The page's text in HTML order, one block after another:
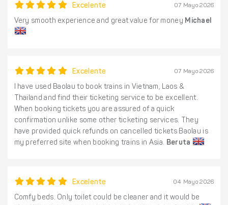
Excelente 07 Mayo 2026
Very smooth experience and great value for money Michael
Excelente 07 Mayo 2026
I have used Baolau to book trains in Vietnam, Laos &
Thailand and find their ticketing service to be excellent.
When booking tickets you are assured of a quick
confirmation unlike some other ticketing services. They
have provided quick refunds on cancelled tickets Baolau is
my preferred site when booking trains in Asia. Beruta
Excelente 04 Mayo 2026
Comfy beds. Only toilet could be cleaner and it would be